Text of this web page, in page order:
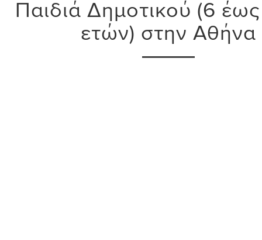
Παιδιά Δημοτικού (6 έως
ετών) στην Αθήνα